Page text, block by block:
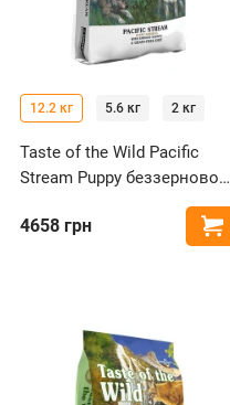
12.2 кг 5.6 кг 2 кг
Taste of the Wild Pacific
Stream Puppy беззерновой
с лососем для щенков
всех пород
4658 грн